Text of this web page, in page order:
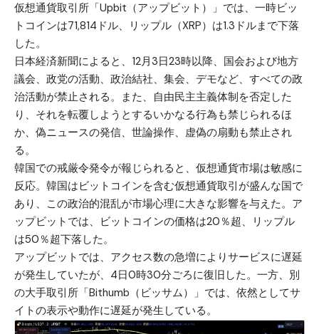
仮想通貨取引所「Upbit（アップビット）」では、一時ビッ
トコインは71,814ドル、リップル（XRP）は1.3ドルまで下落
した。
日本経済新聞によると、12月3日23時以降、国会および地方
議会、政党の活動、政治結社、集会、デモなど、すべての政
治活動が禁止される。また、自由民主主義体制を否定した
り、それを転覆しようとするいかなる行為も禁じられるほ
か、偽ニュースの発信、世論操作、虚偽の扇動も禁止され
る。
韓国での戒厳令発令が報じられると、仮想通貨市場は敏感に
反応。韓国はビットコインを含む仮想通貨取引が盛んな国で
あり、この政治的混乱が市場心理に大きな影響を与えた。ア
ップビットでは、ビットコインの価格は20％超、リップル
は50％超下落した。
アップビットでは、アクセス数の急増によりサービスに遅延
が発生していたが、4日0時30分ごろに復旧した。一方、別
の大手取引所「Bithumb（ビッサム）」では、依然としてサ
イトの表示や動作に遅延が発生している。